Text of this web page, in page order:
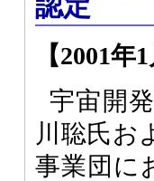
【2001年
宇宙開
川聡氏お
事業団に